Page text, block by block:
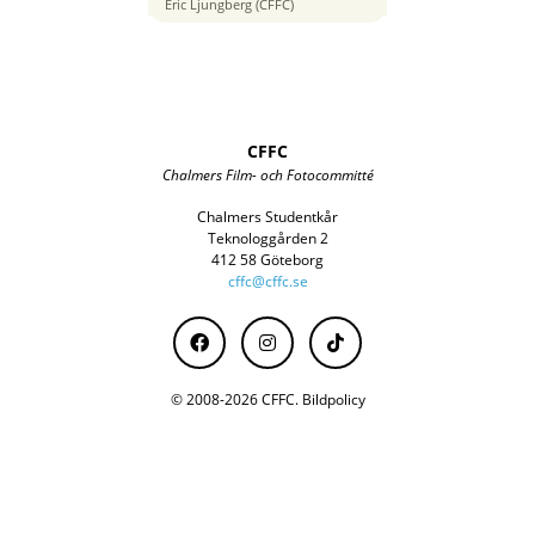
Eric Ljungberg (CFFC)
CFFC
Chalmers Film- och Fotocommitté
Chalmers Studentkår
Teknologgården 2
412 58 Göteborg
cffc@cffc.se
© 2008-2026 CFFC. Bildpolicy